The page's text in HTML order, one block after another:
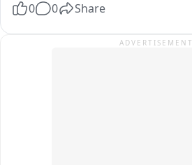
0 0 Share
ADVERTISEMENT